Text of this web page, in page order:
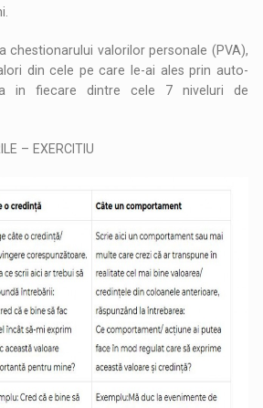
chestionarului valorilor personale (PVA),
din cele pe care le-ai ales prin auto-
in fiecare dintre cele 7 niveluri de
– EXERCITIU